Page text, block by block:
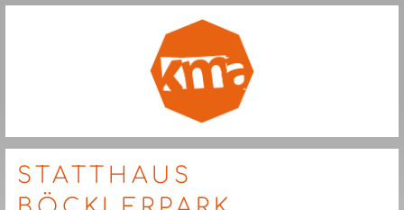
STATTHAUS